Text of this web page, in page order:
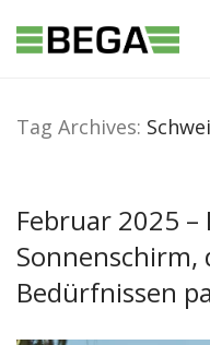
Tag Archives:
Februar 2025 –
Bedürfnissen